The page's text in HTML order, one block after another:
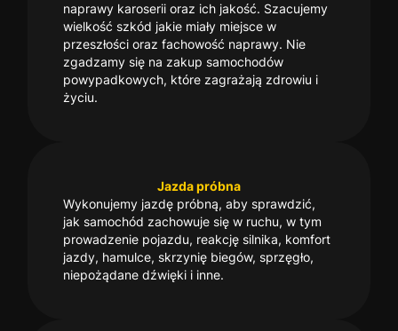
naprawy karoserii oraz ich jakość. Szacujemy
wielkość szkód jakie miały miejsce w
przeszłości oraz fachowość naprawy. Nie
zgadzamy się na zakup samochodów
powypadkowych, które zagrażają zdrowiu i
życiu.
Jazda próbna
Wykonujemy jazdę próbną, aby sprawdzić,
jak samochód zachowuje się w ruchu, w tym
prowadzenie pojazdu, reakcję silnika, komfort
jazdy, hamulce, skrzynię biegów, sprzęgło,
niepożądane dźwięki i inne.